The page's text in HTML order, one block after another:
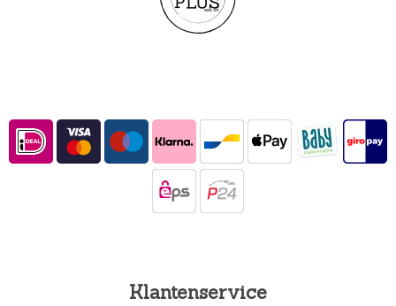
Klantenservice